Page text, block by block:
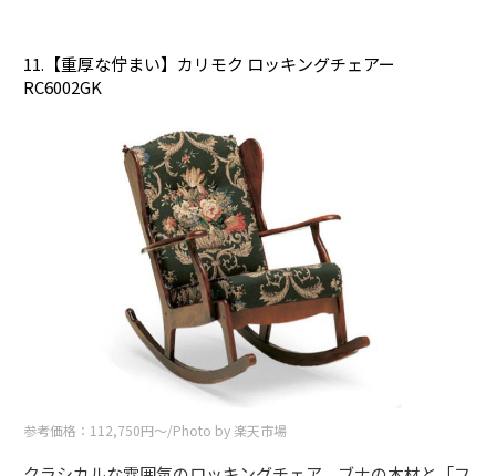
11.【重厚な佇まい】カリモク ロッキングチェアー
RC6002GK
参考価格：112,750円〜/Photo by 楽天市場